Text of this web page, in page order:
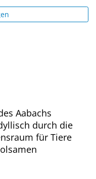
durch die
für Tiere